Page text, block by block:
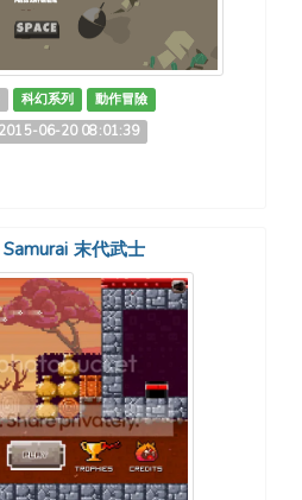
科幻系列
動作冒險
2015-06-20 08:01:39
末代武士